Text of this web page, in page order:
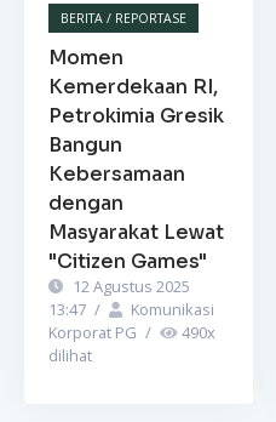
BERITA / REPORTASE
Momen
Kemerdekaan RI,
Petrokimia Gresik
Bangun
Kebersamaan
dengan
Masyarakat Lewat
"Citizen Games"
12 Agustus 2025
13:47 /
Komunikasi
Korporat PG / 490x
dilihat